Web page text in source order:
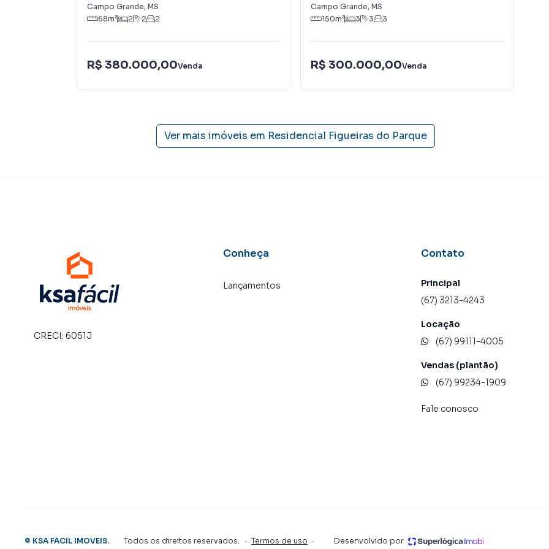
Campo Grande, MS
68m² 2 2 2
R$ 380.000,00Venda
Campo Grande, MS
150m² 3 3 3
R$ 300.000,00Venda
Ver mais imóveis em Residencial Figueiras do Parque
CRECI: 6051J
Conheça
Lançamentos
Contato
Principal
(67) 3213-4243
Locação
(67) 99111-4005
Vendas (plantão)
(67) 99234-1909
Fale conosco
© KSA FACIL IMOVEIS. Todos os direitos reservados. · Termos de uso · Desenvolvido por